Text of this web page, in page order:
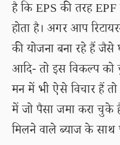
है कि EPS की तरह
होता है। अगर आप
की योजना बना रहे हैं
आदि- तो इस विकल्प
मन में भी ऐसे विचार हैं
में जो पैसा जमा करा
मिलने वाले ब्याज के साथ